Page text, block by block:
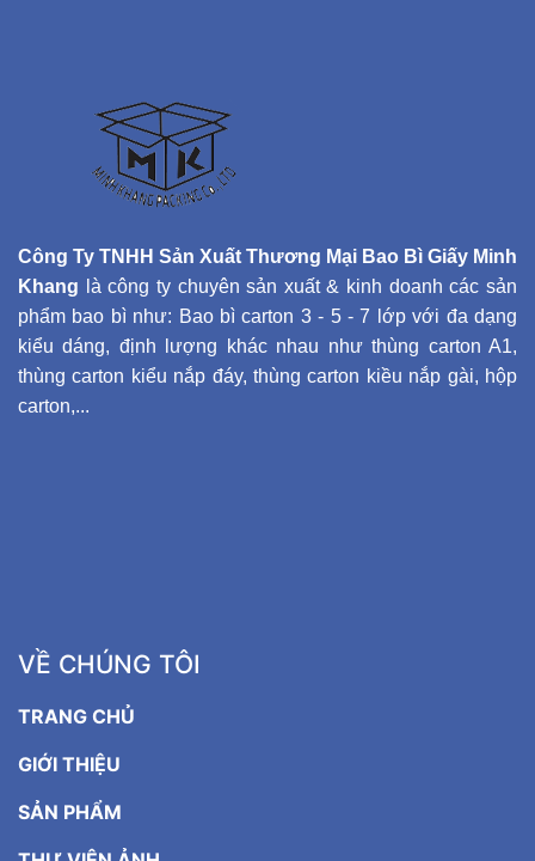
Công Ty TNHH Sản Xuất Thương Mại Bao Bì Giấy Minh
Khang là công ty chuyên sản xuất & kinh doanh các sản
phẩm bao bì như: Bao bì carton 3 - 5 - 7 lớp với đa dạng
kiểu dáng, định lượng khác nhau như thùng carton A1,
thùng carton kiểu nắp đáy, thùng carton kiều nắp gài, hộp
carton,...
VỀ CHÚNG TÔI
TRANG CHỦ
GIỚI THIỆU
SẢN PHẨM